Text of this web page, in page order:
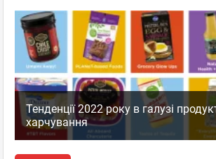
Тенденції 2022 року в галузі
харчування